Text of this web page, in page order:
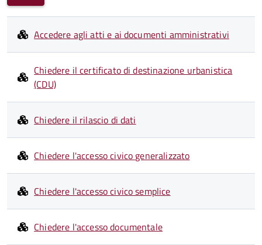
Accedere agli atti e ai documenti amministrativi
Chiedere il certificato di destinazione urbanistica
(CDU)
Chiedere il rilascio di dati
Chiedere l'accesso civico generalizzato
Chiedere l'accesso civico semplice
Chiedere l'accesso documentale